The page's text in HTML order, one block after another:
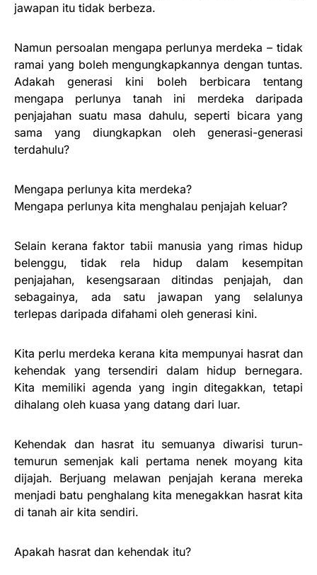
jawapan itu tidak berbeza.
Namun persoalan mengapa perlunya merdeka – tidak
ramai yang boleh mengungkapkannya dengan tuntas.
Adakah generasi kini boleh berbicara tentang
mengapa perlunya tanah ini merdeka daripada
penjajahan suatu masa dahulu, seperti bicara yang
sama yang diungkapkan oleh generasi-generasi
terdahulu?
Mengapa perlunya kita merdeka?
Mengapa perlunya kita menghalau penjajah keluar?
Selain kerana faktor tabii manusia yang rimas hidup
belenggu, tidak rela hidup dalam kesempitan
penjajahan, kesengsaraan ditindas penjajah, dan
sebagainya, ada satu jawapan yang selalunya
terlepas daripada difahami oleh generasi kini.
Kita perlu merdeka kerana kita mempunyai hasrat dan
kehendak yang tersendiri dalam hidup bernegara.
Kita memiliki agenda yang ingin ditegakkan, tetapi
dihalang oleh kuasa yang datang dari luar.
Kehendak dan hasrat itu semuanya diwarisi turun-
temurun semenjak kali pertama nenek moyang kita
dijajah. Berjuang melawan penjajah kerana mereka
menjadi batu penghalang kita menegakkan hasrat kita
di tanah air kita sendiri.
Apakah hasrat dan kehendak itu?